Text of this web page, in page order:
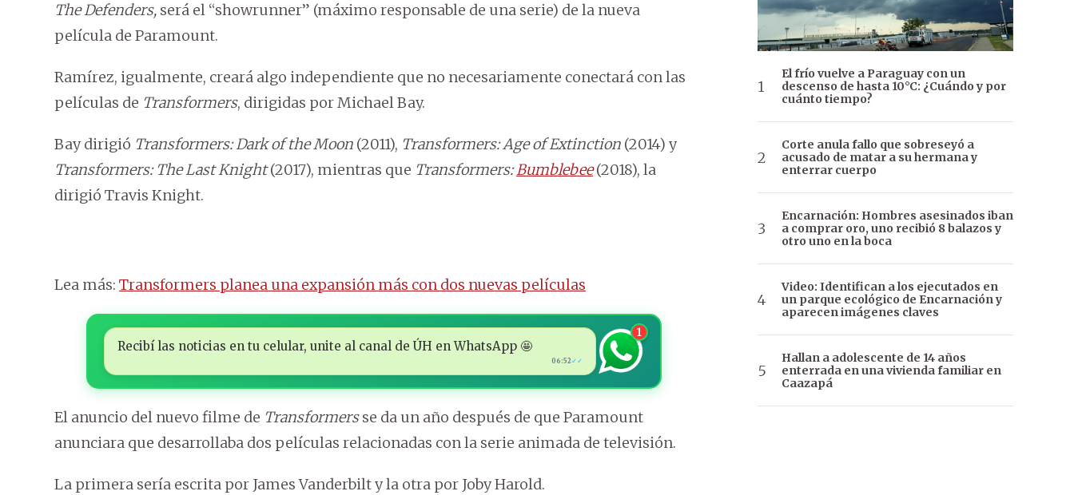
The Defenders, será el “showrunner” (máximo responsable de una serie) de la nueva
película de Paramount.
Ramírez, igualmente, creará algo independiente que no necesariamente conectará con las
películas de Transformers, dirigidas por Michael Bay.
Bay dirigió Transformers: Dark of the Moon (2011), Transformers: Age of Extinction (2014) y
Transformers: The Last Knight(2017), mientras que Transformers:Bumblebee(2018), la
dirigió Travis Knight.
Lea más: Transformers planea una expansión más con dos nuevas películas
Recibí las noticias en tu celular, unite al canal de ÚH en WhatsApp 🤩
06:52✓✓
1
El anuncio del nuevo filme de Transformersse da un año después de que Paramount
anunciara que desarrollaba dos películas relacionadas con la serie animada de televisión.
La primera sería escrita por James Vanderbilt y la otra por Joby Harold.
El frío vuelve a Paraguay con un
descenso de hasta 10°C: ¿Cuándo y por
cuánto tiempo?
Corte anula fallo que sobreseyó a
acusado de matar a su hermana y
enterrar cuerpo
Encarnación: Hombres asesinados iban
a comprar oro, uno recibió 8 balazos y
otro uno en la boca
Video: Identifican a los ejecutados en
un parque ecológico de Encarnación y
aparecen imágenes claves
Hallan a adolescente de 14 años
enterrada en una vivienda familiar en
Caazapá